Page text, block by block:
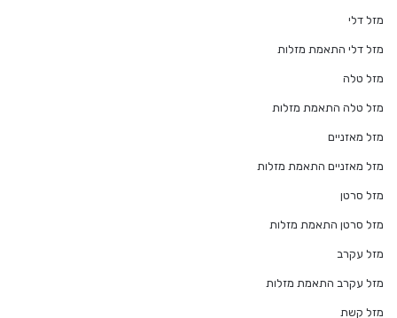
מזל דלי
מזל דלי התאמת מזלות
מזל טלה
מזל טלה התאמת מזלות
מזל מאזניים
מזל מאזניים התאמת מזלות
מזל סרטן
מזל סרטן התאמת מזלות
מזל עקרב
מזל עקרב התאמת מזלות
מזל קשת